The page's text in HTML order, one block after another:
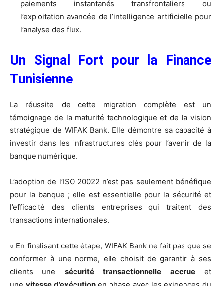
paiements instantanés transfrontaliers ou
l’exploitation avancée de l’intelligence artificielle pour
l’analyse des flux.
Un Signal Fort pour la Finance
Tunisienne
La réussite de cette migration complète est un
témoignage de la maturité technologique et de la vision
stratégique de WIFAK Bank. Elle démontre sa capacité à
investir dans les infrastructures clés pour l’avenir de la
banque numérique.
L’adoption de l’ISO 20022 n’est pas seulement bénéfique
pour la banque ; elle est essentielle pour la sécurité et
l’efficacité des clients entreprises qui traitent des
transactions internationales.
« En finalisant cette étape, WIFAK Bank ne fait pas que se
conformer à une norme, elle choisit de garantir à ses
clients une sécurité transactionnelle accrueet
une vitesse d’exécutionen phase avec les exigences du